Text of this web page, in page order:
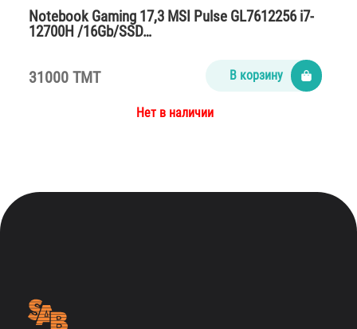
Notebook Gaming 17,3 MSI Pulse GL7612256 i7-
12700H /16Gb/SSD…
31000 TMT В корзину
Нет в наличии